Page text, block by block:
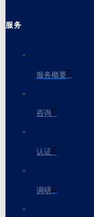
服务
服务概要
咨询
认证
调研